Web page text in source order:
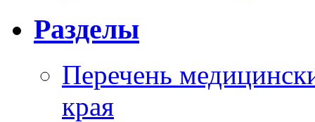
Разделы
Перечень
края